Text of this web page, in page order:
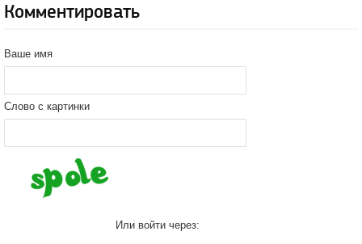
Комментировать
Ваше имя
Слово с картинки
Или войти через: